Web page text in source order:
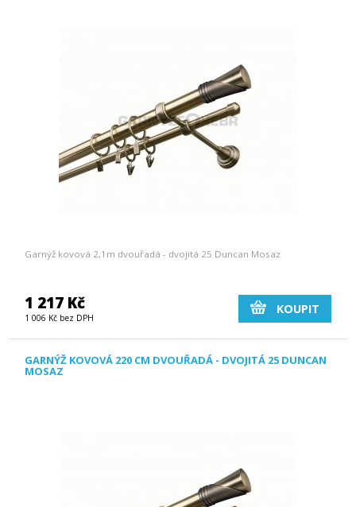
Garnýž kovová 2,1m dvouřadá - dvojitá 25 Duncan Mosaz
1 217 Kč
1 006 Kč bez DPH
KOUPIT
GARNÝŽ KOVOVÁ 220 CM DVOUŘADÁ - DVOJITÁ 25 DUNCAN
MOSAZ